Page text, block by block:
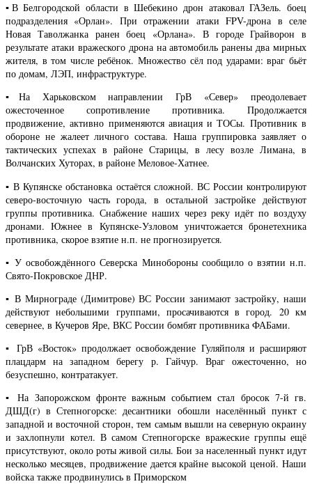
▪️В Белгородской области в Шебекино дрон атаковал ГАЗель. боец
подразделения «Орлан». При отражении атаки FPV-дрона в селе
Новая Таволжанка ранен боец «Орлана». В городе Грайворон в
результате атаки вражеского дрона на автомобиль ранены два мирных
жителя, в том числе ребёнок. Множество сёл под ударами: враг бьёт
по домам, ЛЭП, инфраструктуре.
▪️На Харьковском направлении ГрВ «Север» преодолевает
ожесточенное сопротивление противника. Продолжается
продвижение, активно применяются авиация и ТОСы. Противник в
обороне не жалеет личного состава. Наша группировка заявляет о
тактических успехах в районе Старицы, в лесу возле Лимана, в
Волчанских Хуторах, в районе Меловое-Хатнее.
▪️ В Купянске обстановка остаётся сложной. ВС России контролируют
северо-восточную часть города, в остальной застройке действуют
группы противника. Снабжение наших через реку идёт по воздуху
дронами. Южнее в Купянске-Узловом уничтожается бронетехника
противника, скорое взятие н.п. не прогнозируется.
▪️ У освобождённого Северска Минобороны сообщило о взятии н.п.
Свято-Покровское ДНР.
▪️ В Мирнограде (Димитрове) ВС России занимают застройку, наши
действуют небольшими группами, просачиваются в город. 20 км
севернее, в Кучеров Яре, ВКС России бомбят противника ФАБами.
▪️ ГрВ «Восток» продолжает освобождение Гуляйполя и расширяют
плацдарм на западном берегу р. Гайчур. Враг ожесточенно, но
безуспешно, контратакует.
▪️ На Запорожском фронте важным событием стал бросок 7-й гв.
ДШД(г) в Степногорске: десантники обошли населённый пункт с
западной и восточной сторон, тем самым вышли на северную окраину
и захлопнули котел. В самом Степногорске вражеские группы ещё
присутствуют, около роты живой силы. Бои за населенный пункт идут
несколько месяцев, продвижение дается крайне высокой ценой. Наши
войска также продвинулись в Приморском